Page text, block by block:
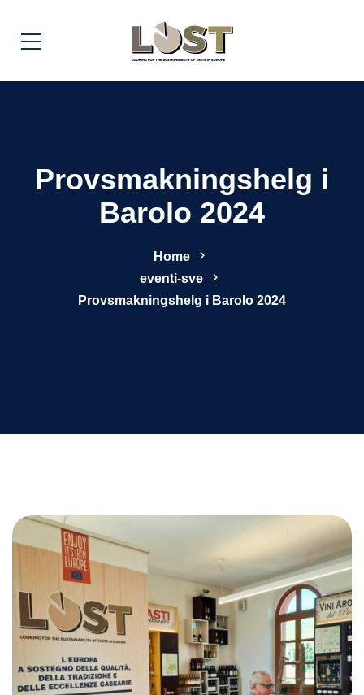
Provsmakningshelg i
Barolo 2024
Home
eventi-sve
Provsmakningshelg i Barolo 2024